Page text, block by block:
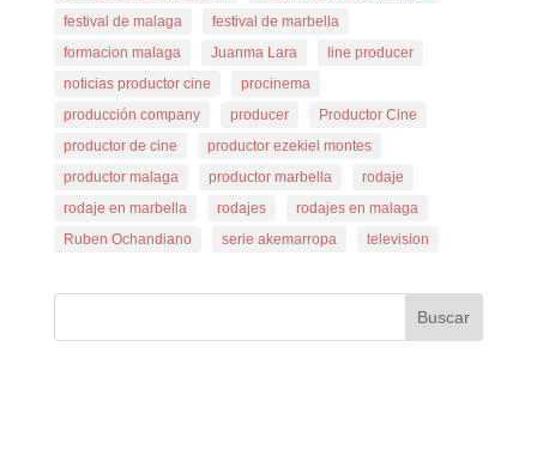
festival de malaga
festival de marbella
formacion malaga
Juanma Lara
line producer
noticias productor cine
procinema
producción company
producer
Productor Cine
productor de cine
productor ezekiel montes
productor malaga
productor marbella
rodaje
rodaje en marbella
rodajes
rodajes en malaga
Ruben Ochandiano
serie akemarropa television
Buscar